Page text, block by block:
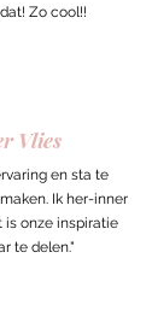
Zo cool!!
Vlies
en sta te
Ik her-inner
is onze inspiratie
te delen."